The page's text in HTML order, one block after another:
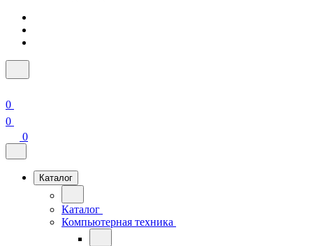
0
0
0
Каталог
Каталог
Компьютерная техника